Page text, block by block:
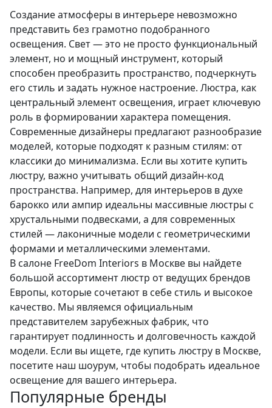
Создание атмосферы в интерьере невозможно
представить без грамотно подобранного
освещения. Свет — это не просто функциональный
элемент, но и мощный инструмент, который
способен преобразить пространство, подчеркнуть
его стиль и задать нужное настроение. Люстра, как
центральный элемент освещения, играет ключевую
роль в формировании характера помещения.
Современные дизайнеры предлагают разнообразие
моделей, которые подходят к разным стилям: от
классики до минимализма. Если вы хотите купить
люстру, важно учитывать общий дизайн-код
пространства. Например, для интерьеров в духе
барокко или ампир идеальны массивные люстры с
хрустальными подвесками, а для современных
стилей — лаконичные модели с геометрическими
формами и металлическими элементами.
В салоне FreeDom Interiors в Москве вы найдете
большой ассортимент люстр от ведущих брендов
Европы, которые сочетают в себе стиль и высокое
качество. Мы являемся официальным
представителем зарубежных фабрик, что
гарантирует подлинность и долговечность каждой
модели. Если вы ищете, где купить люстру в Москве,
посетите наш шоурум, чтобы подобрать идеальное
освещение для вашего интерьера.
Популярные бренды